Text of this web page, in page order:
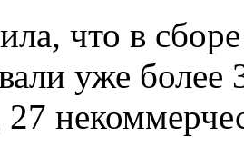
что в
уже